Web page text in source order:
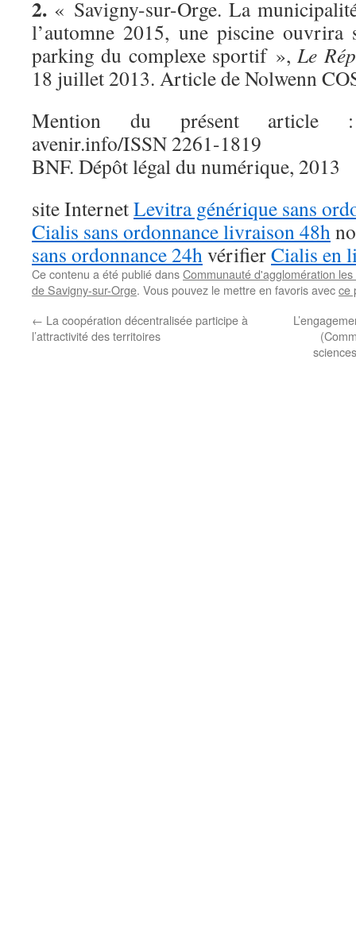
2. « Savigny-sur-Orge. La
l’automne 2015, une piscine ouvrira
parking du complexe sportif », Le
18 juillet 2013. Article de Nolwenn
Mention du présent article :
avenir.info/ISSN 2261-1819
BNF. Dépôt légal du numérique, 2013
site InternetLevitra générique sans
Cialis sans ordonnance livraison 48h
sans ordonnance 24hvérifierCialis en
Ce contenu a été publié dansCommunauté d'agglomération
de Savigny-sur-Orge. Vous pouvez le mettre en favoris avecce
← La coopération décentralisée participe à
l’attractivité des territoires